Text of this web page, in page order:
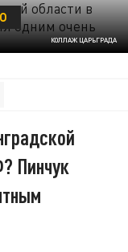
КОЛЛАЖ ЦАРЬГРАДА
Пинчук